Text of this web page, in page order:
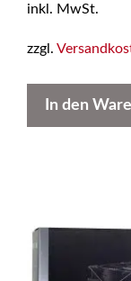
inkl. MwSt.
zzgl.
In den